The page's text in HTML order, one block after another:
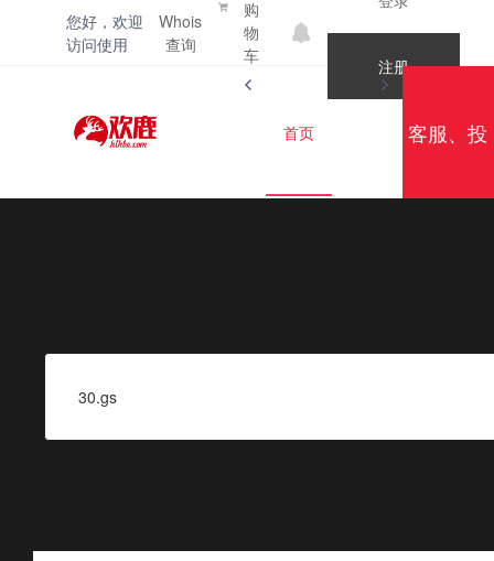
您好，欢迎
访问使用
Whois
查询
购
物
车
注册
首页 域名注册客服、投